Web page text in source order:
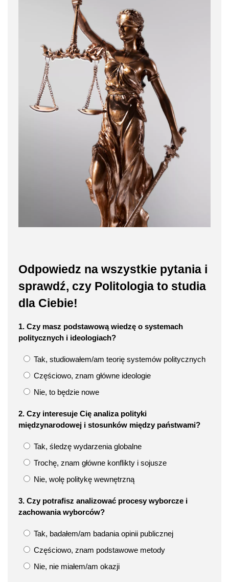
Odpowiedz na wszystkie pytania i
sprawdź, czy Politologia to studia
dla Ciebie!
1. Czy masz podstawową wiedzę o systemach
politycznych i ideologiach?
Tak, studiowałem/am teorię systemów politycznych
Częściowo, znam główne ideologie
Nie, to będzie nowe
2. Czy interesuje Cię analiza polityki
międzynarodowej i stosunków między państwami?
Tak, śledzę wydarzenia globalne
Trochę, znam główne konflikty i sojusze
Nie, wolę politykę wewnętrzną
3. Czy potrafisz analizować procesy wyborcze i
zachowania wyborców?
Tak, badałem/am badania opinii publicznej
Częściowo, znam podstawowe metody
Nie, nie miałem/am okazji